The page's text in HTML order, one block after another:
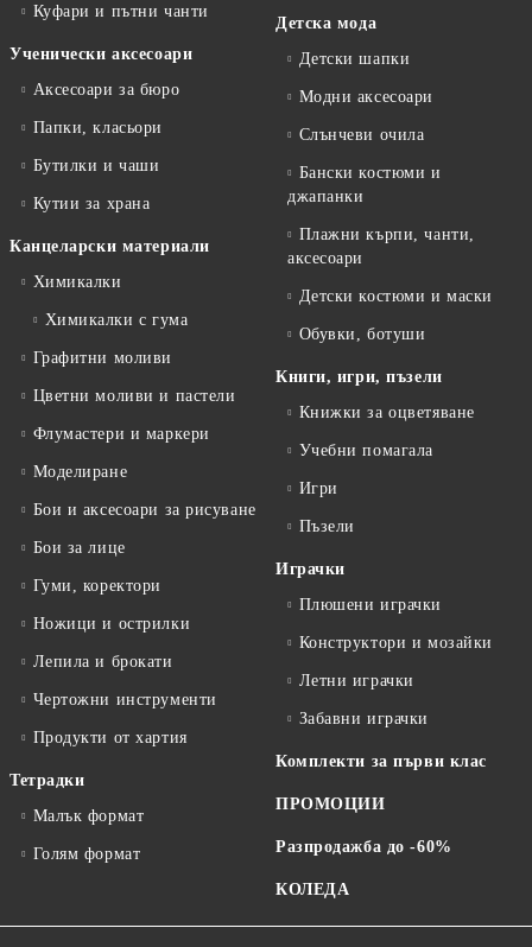
Куфари и пътни чанти
Ученически аксесоари
Аксесоари за бюро
Папки, класьори
Бутилки и чаши
Кутии за храна
Канцеларски материали
Химикалки
Химикалки с гума
Графитни моливи
Цветни моливи и пастели
Флумастери и маркери
Моделиране
Бои и аксесоари за рисуване
Бои за лице
Гуми, коректори
Ножици и острилки
Лепила и брокати
Чертожни инструменти
Продукти от хартия
Тетрадки
Малък формат
Голям формат
Детска мода
Детски шапки
Модни аксесоари
Слънчеви очила
Бански костюми и
джапанки
Плажни кърпи, чанти,
аксесоари
Детски костюми и маски
Обувки, ботуши
Книги, игри, пъзели
Книжки за оцветяване
Учебни помагала
Игри
Пъзели
Играчки
Плюшени играчки
Конструктори и мозайки
Летни играчки
Забавни играчки
Комплекти за първи клас
ПРОМОЦИИ
Разпродажба до -60%
КОЛЕДА